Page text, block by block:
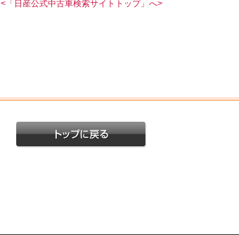
<「日産公式中古車検索サイトトップ」へ>